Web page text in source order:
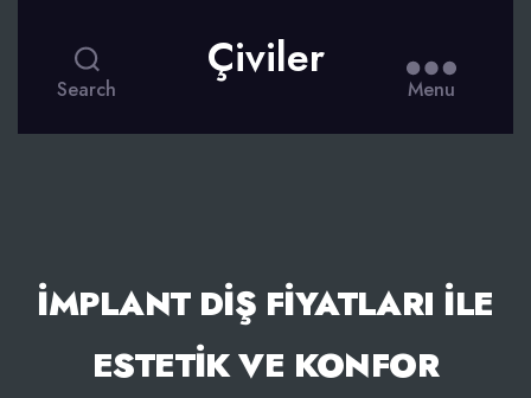
Search
Çiviler
Menu
İMPLANT DIŞ FIYATLARI ILE
ESTETIK VE KONFOR